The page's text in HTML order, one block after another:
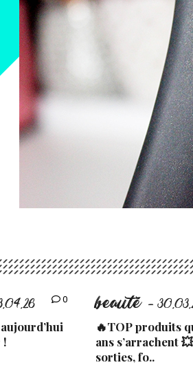
0
!
beauté -
🔥TOP produits
ans s’arrachent
sorties, fo..